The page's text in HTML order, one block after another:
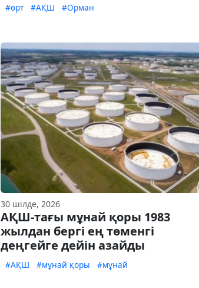
#өрт #АҚШ #Орман
30 шілде, 2026
АҚШ-тағы мұнай қоры 1983
жылдан бергі ең төменгі
деңгейге дейін азайды
#АҚШ #мұнай қоры #мұнай